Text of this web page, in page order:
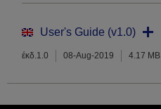
User's Guide (v1.0)
έκδ.1.0 08-Aug-2019 4.17 MB